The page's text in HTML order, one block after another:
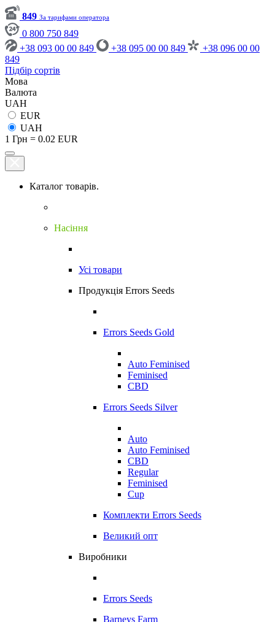
849 За тарифами оператора
0 800 750 849
+38 093 00 00 849
+38 095 00 00 849
+38 096 00 00
849
Підбір сортів
Мова
Валюта
UAH
EUR
UAH
1 Грн = 0.02 EUR
Каталог товарів.
Насіння
Усі товари
Продукція Errors Seeds
Errors Seeds Gold
Auto Feminised
Feminised
CBD
Errors Seeds Silver
Auto
Auto Feminised
CBD
Regular
Feminised
Cup
Комплекти Errors Seeds
Великий опт
Виробники
Errors Seeds
Barneys Farm